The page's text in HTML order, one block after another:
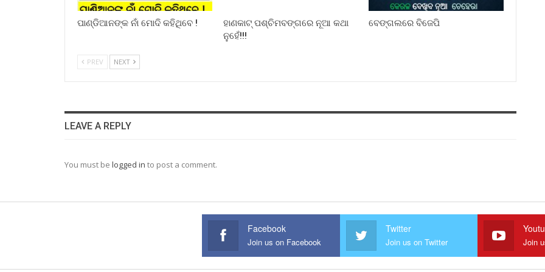
ପାଣ୍ଡିଆନଙ୍କ ନାଁ ମୋଦି କହିଥିବେ !
ହାଣକାଟ୍‌ ପଶ୍ଚିମବଙ୍ଗରେ ନୂଆ କଥା
ନୁହେଁ!!!
ବେଙ୍ଗଲରେ ବିଜେପି
PREV NEXT
LEAVE A REPLY
You must be logged in to post a comment.
Facebook
Join us on Facebook
Twitter
Join us on Twitter Join